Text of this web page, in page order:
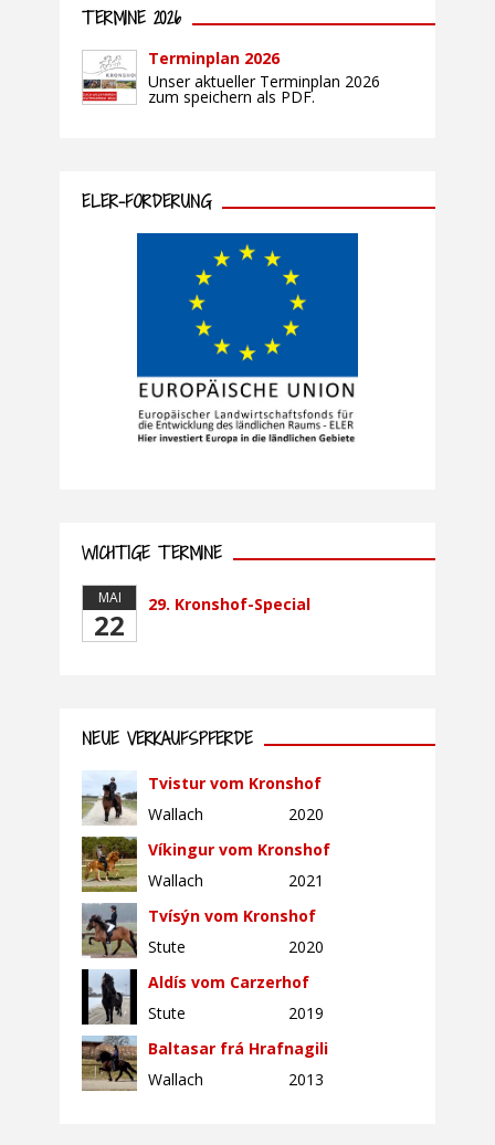
TERMINE 2026
Terminplan 2026
Unser aktueller Terminplan 2026
zum speichern als PDF.
ELER-FÖRDERUNG
WICHTIGE TERMINE
MAI
22
29. Kronshof-Special
NEUE VERKAUFSPFERDE
Tvistur vom Kronshof
Wallach
2020
Víkingur vom Kronshof
Wallach
2021
Tvísýn vom Kronshof
Stute
2020
Aldís vom Carzerhof
Stute
2019
Baltasar frá Hrafnagili
Wallach
2013